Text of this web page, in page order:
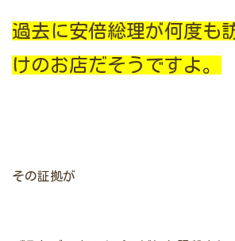
過去に安倍総理が何度も
けのお店だそうですよ。
その証拠が